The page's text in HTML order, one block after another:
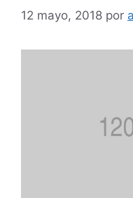
12 mayo, 2018 por